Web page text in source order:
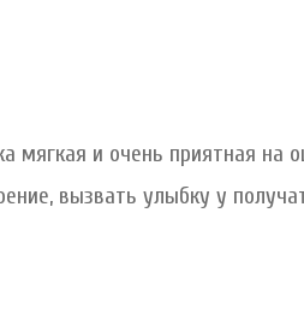
мягкая и очень приятная
вызвать улыбку у